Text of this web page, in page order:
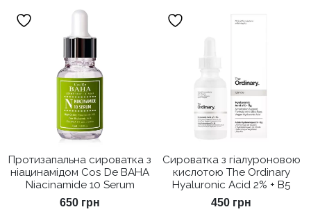
Протизапальна сироватка з
ніацинамідом Cos De BAHA
Niacinamide 10 Serum
650 грн
Сироватка з гіалуроновою
кислотою The Ordinary
Hyaluronic Acid 2% + B5
450 грн